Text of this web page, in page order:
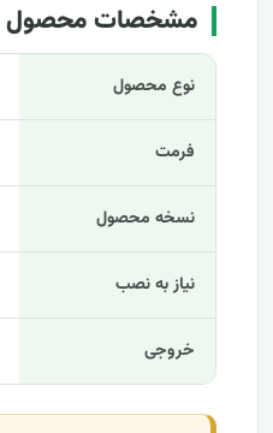
مشخصات محصول
نوع محصول
فرمت
نسخه محصول
نیاز به نصب
خروجی